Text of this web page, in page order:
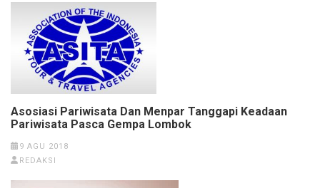
Asosiasi Pariwisata Dan Menpar Tanggapi Keadaan
Pariwisata Pasca Gempa Lombok
9 AGU 2018
REDAKSI